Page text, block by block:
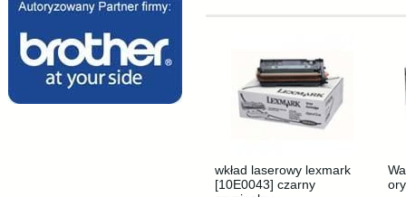
wkład laserowy lexmark
[10E0043] czarny